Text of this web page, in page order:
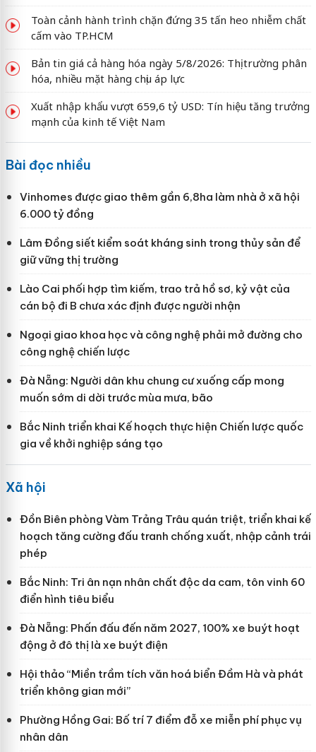
Toàn cảnh hành trình chặn đứng 35 tấn heo nhiễm chất
cấm vào TP.HCM
Bản tin giá cả hàng hóa ngày 5/8/2026: Thị trường phân
hóa, nhiều mặt hàng chịu áp lực
Xuất nhập khẩu vượt 659,6 tỷ USD: Tín hiệu tăng trưởng
mạnh của kinh tế Việt Nam
Bài đọc nhiều
Vinhomes được giao thêm gần 6,8ha làm nhà ở xã hội
6.000 tỷ đồng
Lâm Đồng siết kiểm soát kháng sinh trong thủy sản để
giữ vững thị trường
Lào Cai phối hợp tìm kiếm, trao trả hồ sơ, kỷ vật của
cán bộ đi B chưa xác định được người nhận
Ngoại giao khoa học và công nghệ phải mở đường cho
công nghệ chiến lược
Đà Nẵng: Người dân khu chung cư xuống cấp mong
muốn sớm di dời trước mùa mưa, bão
Bắc Ninh triển khai Kế hoạch thực hiện Chiến lược quốc
gia về khởi nghiệp sáng tạo
Xã hội
Đồn Biên phòng Vàm Trảng Trâu quán triệt, triển khai kế
hoạch tăng cường đấu tranh chống xuất, nhập cảnh trái
phép
Bắc Ninh: Tri ân nạn nhân chất độc da cam, tôn vinh 60
điển hình tiêu biểu
Đà Nẵng: Phấn đấu đến năm 2027, 100% xe buýt hoạt
động ở đô thị là xe buýt điện
Hội thảo “Miền trầm tích văn hoá biển Đầm Hà và phát
triển không gian mới”
Phường Hồng Gai: Bố trí 7 điểm đỗ xe miễn phí phục vụ
nhân dân